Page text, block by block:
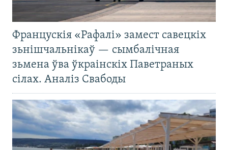
Францускія «Рафалі» замест савецкіх
зьнішчальнікаў — сымбалічная
зьмена ўва ўкраінскіх Паветраных
сілах. Аналіз Свабоды